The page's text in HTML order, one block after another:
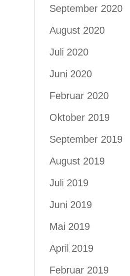
September 2020
August 2020
Juli 2020
Juni 2020
Februar 2020
Oktober 2019
September 2019
August 2019
Juli 2019
Juni 2019
Mai 2019
April 2019
Februar 2019